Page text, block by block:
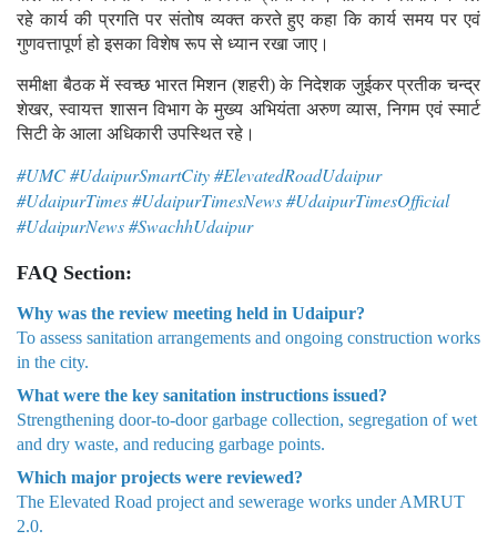
रहे कार्य की प्रगति पर संतोष व्यक्त करते हुए कहा कि कार्य समय पर एवं
गुणवत्तापूर्ण हो इसका विशेष रूप से ध्यान रखा जाए।
समीक्षा बैठक में स्वच्छ भारत मिशन (शहरी) के निदेशक जुईकर प्रतीक चन्द्र
शेखर, स्वायत्त शासन विभाग के मुख्य अभियंता अरुण व्यास, निगम एवं स्मार्ट
सिटी के आला अधिकारी उपस्थित रहे ।
#UMC #UdaipurSmartCity #ElevatedRoadUdaipur
#UdaipurTimes #UdaipurTimesNews #UdaipurTimesOfficial
#UdaipurNews #SwachhUdaipur
FAQ Section:
Why was the review meeting held in Udaipur?
To assess sanitation arrangements and ongoing construction works
in the city.
What were the key sanitation instructions issued?
Strengthening door-to-door garbage collection, segregation of wet
and dry waste, and reducing garbage points.
Which major projects were reviewed?
The Elevated Road project and sewerage works under AMRUT
2.0.